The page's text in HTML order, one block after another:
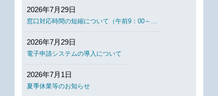
2026年7月29日
窓口対応時間の短縮について（午前9：00～…
2026年7月29日
電子申請システムの導入について
2026年7月1日
夏季休業等のお知らせ